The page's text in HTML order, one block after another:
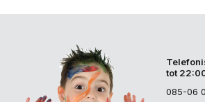
tot
085-06